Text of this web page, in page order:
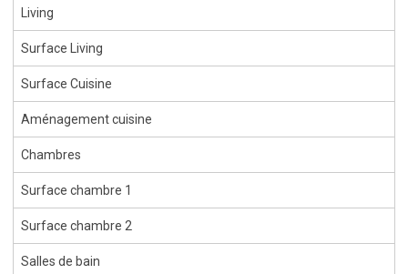
Living
Surface Living
Surface Cuisine
Aménagement cuisine
Chambres
Surface chambre 1
Surface chambre 2
Salles de bain